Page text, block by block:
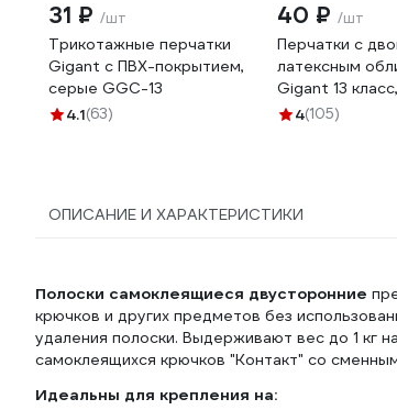
31 ₽ /шт
Трикотажные перчатки
Gigant с ПВХ-покрытием,
серые GGC-13
4.1(63)
40 ₽ /шт
Перчатки с
латексным
Gigant 13
зеленые GGL-16
4(105)
ОПИСАНИЕ И ХАРАКТЕРИСТИКИ
Полоски самоклеящиеся двусторонние
крючков и других предметов без
удаления полоски. Выдерживают вес до 1 кг
самоклеящихся крючков "Контакт" со
Идеальны для крепления на: